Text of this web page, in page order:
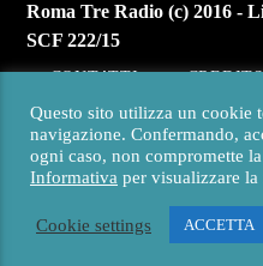
Roma Tre Radio (c) 2016 -
SCF 222/15
CONTATTI CREDITS
Questo sito utilizza un cookie
navigazione. Confermando,
ogni caso, non compromette
Informativa per visualizzare
Cookie settings ACCETTA